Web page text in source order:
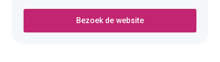
Bezoek de website